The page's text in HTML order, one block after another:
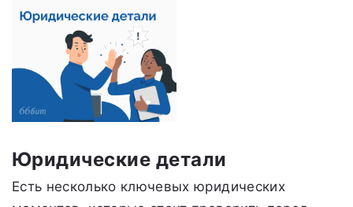
Юридические детали
Есть несколько ключевых юридических